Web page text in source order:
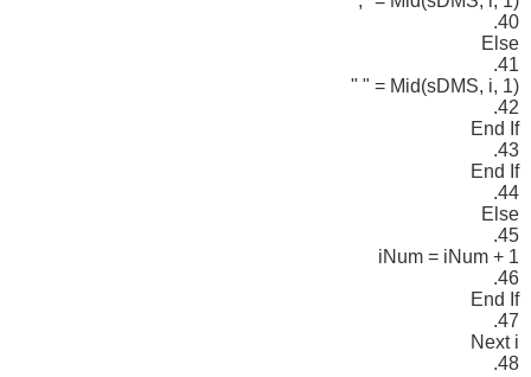
40.
Else
41.
Mid(sDMS, i, 1) = " "
42.
End If
43.
End If
44.
Else
45.
iNum = iNum + 1
46.
End If
47.
Next i
48.